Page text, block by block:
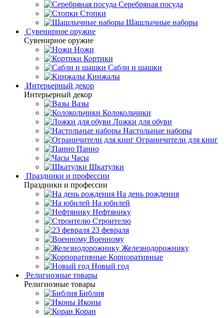
Серебряная посуда
Стопки
Шашлычные наборы
Сувенирное оружие
Сувенирное оружие
Ножи
Кортики
Сабли и шашки
Кинжалы
Интерьерный декор
Интерьерный декор
Вазы
Колокольчики
Ложки для обуви
Настольные наборы
Ограничители для книг
Панно
Часы
Шкатулки
Праздники и профессии
Праздники и профессии
На день рождения
На юбилей
Нефтянику
Строителю
23 февраля
Военному
Железнодорожнику
Корпоративные
Новый год
Религиозные товары
Религиозные товары
Библия
Иконы
Коран